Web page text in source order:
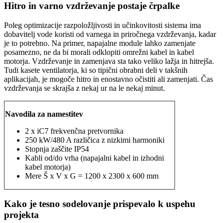
Hitro in varno vzdrževanje postaje črpalke
Poleg optimizacije razpoložljivosti in učinkovitosti sistema ima
dobavitelj vode koristi od varnega in priročnega vzdrževanja, kadar
je to potrebno. Na primer, napajalne module lahko zamenjate
posamezno, ne da bi morali odklopiti omrežni kabel in kabel
motorja. Vzdrževanje in zamenjava sta tako veliko lažja in hitrejša.
Tudi kasete ventilatorja, ki so tipični obrabni deli v takšnih
aplikacijah, je mogoče hitro in enostavno očistiti ali zamenjati. Čas
vzdrževanja se skrajša z nekaj ur na le nekaj minut.
Navodila za namestitev
2 x iC7 frekvenčna pretvornika
250 kW/480 A različica z nizkimi harmoniki
Stopnja zaščite IP54
Kabli od/do vrha (napajalni kabel in izhodni
kabel motorja)
Mere Š x V x G = 1200 x 2300 x 600 mm
Kako je tesno sodelovanje prispevalo k uspehu
projekta